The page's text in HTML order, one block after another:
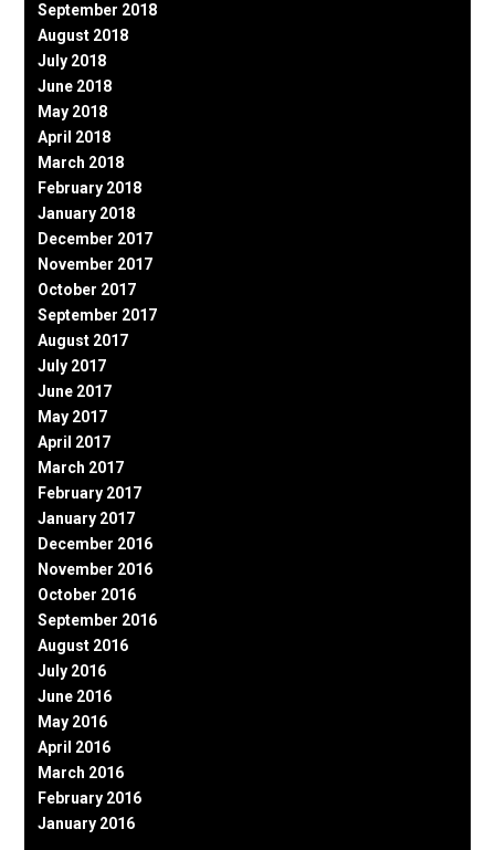
September 2018
August 2018
July 2018
June 2018
May 2018
April 2018
March 2018
February 2018
January 2018
December 2017
November 2017
October 2017
September 2017
August 2017
July 2017
June 2017
May 2017
April 2017
March 2017
February 2017
January 2017
December 2016
November 2016
October 2016
September 2016
August 2016
July 2016
June 2016
May 2016
April 2016
March 2016
February 2016
January 2016